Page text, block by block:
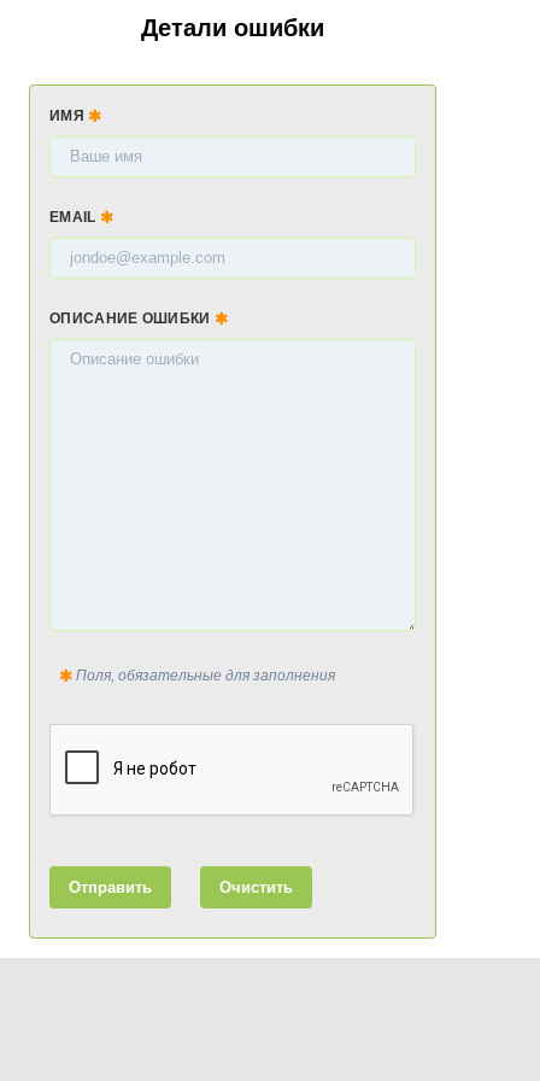
Детали ошибки
ИМЯ
EMAIL
ОПИСАНИЕ ОШИБКИ
Поля, обязательные для заполнения
Отправить Очистить